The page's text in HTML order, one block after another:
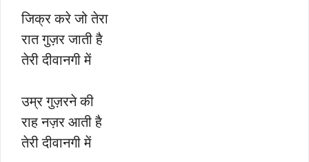
जिक्र करे जो तेरा
रात गुज़र जाती है
तेरी दीवानगी में
उम्र गुज़रने की
राह नज़र आती है
तेरी दीवानगी में